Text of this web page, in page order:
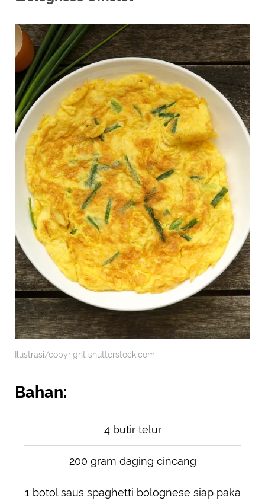
Ilustrasi/copyright shutterstock.com
Bahan:
4 butir telur
200 gram daging cincang
1 botol saus spaghetti bolognese siap paka